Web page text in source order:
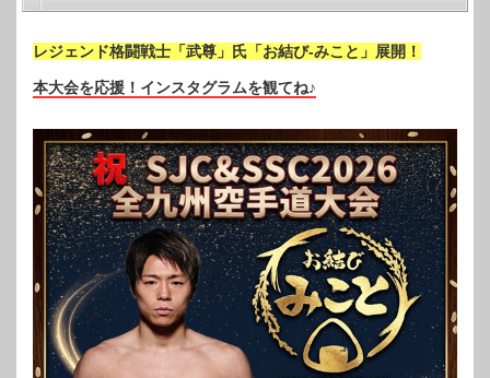
レジェンド格闘戦士「武尊」氏「お結び-みこと」展開！
本大会を応援！インスタグラムを観てね♪